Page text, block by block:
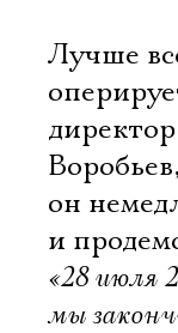
Лучше
он
и
«28 июля
мы